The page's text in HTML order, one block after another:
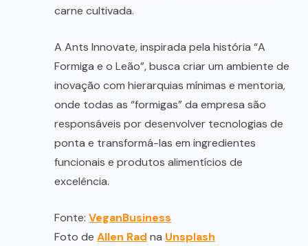
carne cultivada.
A Ants Innovate, inspirada pela história “A
Formiga e o Leão”, busca criar um ambiente de
inovação com hierarquias mínimas e mentoria,
onde todas as “formigas” da empresa são
responsáveis por desenvolver tecnologias de
ponta e transformá-las em ingredientes
funcionais e produtos alimentícios de
excelência.
Fonte: VeganBusiness
Foto de Allen Rad na Unsplash